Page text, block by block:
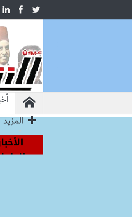
المزيد
كواليس رحلة حسام حسن نحو
العلمية.. ومحمود مصطفى طه